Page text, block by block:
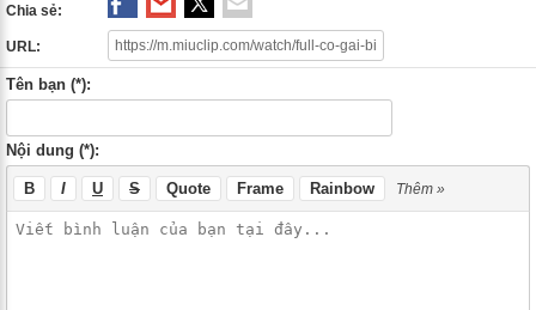
Chia sẻ:
URL:
Tên bạn (*):
Nội dung (*):
B I U S Quote Frame Rainbow Thêm »